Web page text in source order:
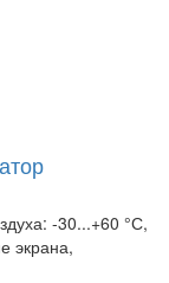
-30...+60 °С,
экрана,